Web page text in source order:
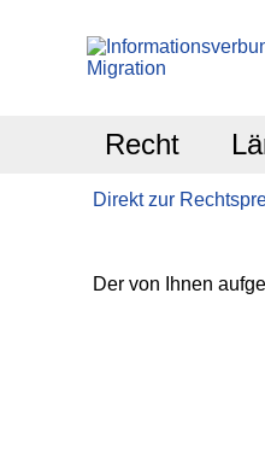
Recht
Direkt zur
Der von Ihnen